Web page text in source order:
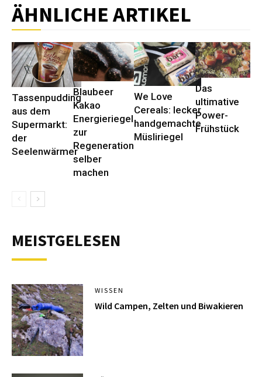
ÄHNLICHE ARTIKEL
Tassenpudding
aus dem
Supermarkt:
der
Seelenwärmer
Blaubeer
Kakao
Energieriegel
zur
Regeneration
selber
machen
We Love
Cereals: lecker
handgemachte
Müsliriegel
Das
ultimative
Power-
Frühstück
MEISTGELESEN
WISSEN
Wild Campen, Zelten und Biwakieren